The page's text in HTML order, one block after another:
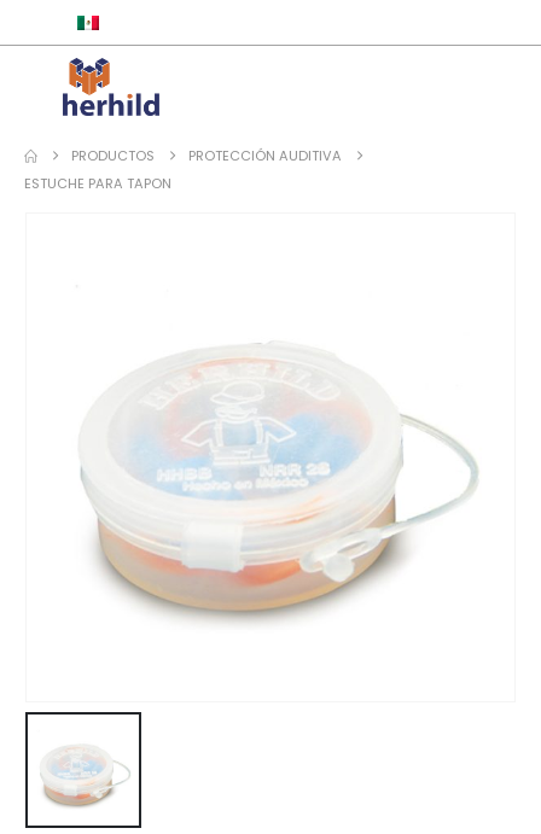
PRODUCTOS
PROTECCIÓN AUDITIVA
ESTUCHE PARA TAPON